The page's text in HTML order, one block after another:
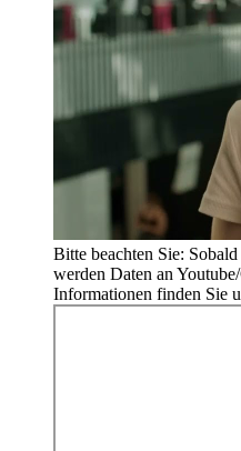
Bitte beachten Sie:
werden Daten an
Informationen finden Sie